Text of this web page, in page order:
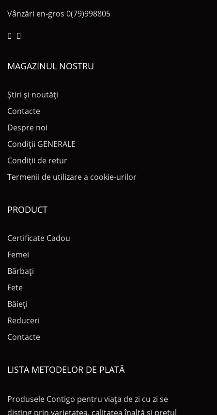
Vânzări en-gros 0(79)998805
MAGAZINUL NOSTRU
Știri și noutăți
Contacte
Despre noi
Condiții GENERALE
Condiții de retur
Termenii de utilizare a cookie-urilor
PRODUCT
Certificate Cadou
Femei
Bărbați
Fete
Băieți
Reduceri
Contacte
LISTA METODELOR DE PLATĂ
Produsele Contigo pentru viața de zi cu zi se
disting prin varietatea, calitatea înaltă și prețul